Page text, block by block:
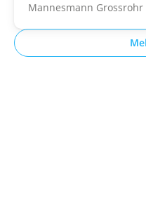
Mannesmann Grossrohr